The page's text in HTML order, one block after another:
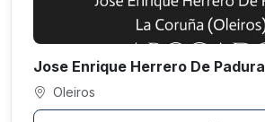
Jose Enrique Herrero De Padura
Oleiros